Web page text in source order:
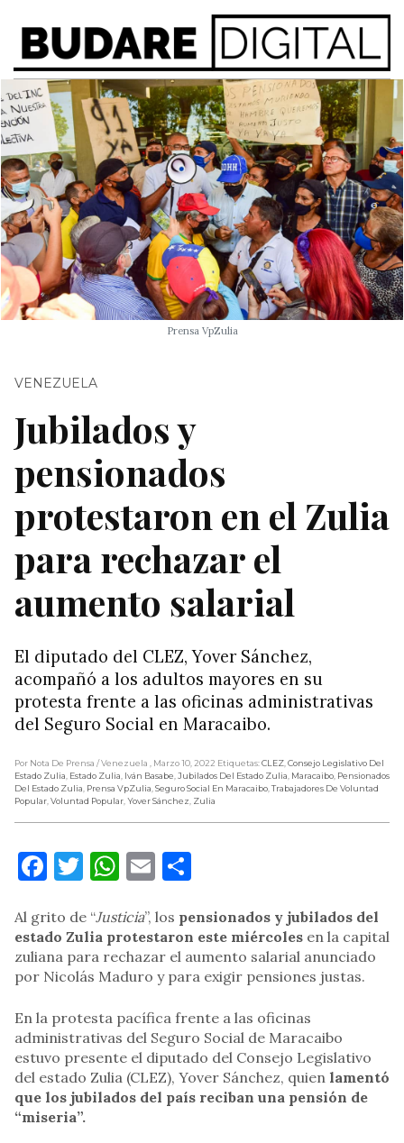
Prensa VpZulia
VENEZUELA
Jubilados y
pensionados
protestaron en el Zulia
para rechazar el
aumento salarial
El diputado del CLEZ, Yover Sánchez,
acompañó a los adultos mayores en su
protesta frente a las oficinas administrativas
del Seguro Social en Maracaibo.
Por Nota De Prensa / Venezuela , Marzo 10, 2022 Etiquetas:CLEZ,Consejo Legislativo Del
Estado Zulia, Estado Zulia, Iván Basabe,Jubilados Del Estado Zulia, Maracaibo, Pensionados
Del Estado Zulia, Prensa VpZulia,Seguro Social En Maracaibo,Trabajadores De Voluntad
Popular,Voluntad Popular,Yover Sánchez, Zulia
Facebook
Twitter
WhatsApp
Email
Al grito de “Justicia”, los pensionados y jubilados del
estado Zulia protestaron este miércoles en la capital
zuliana para rechazar el aumento salarial anunciado
por Nicolás Maduro y para exigir pensiones justas.
En la protesta pacífica frente a las oficinas
administrativas del Seguro Social de Maracaibo
estuvo presente el diputado del Consejo Legislativo
del estado Zulia (CLEZ), Yover Sánchez, quien lamentó
que los jubilados del país reciban una pensión de
“miseria”.